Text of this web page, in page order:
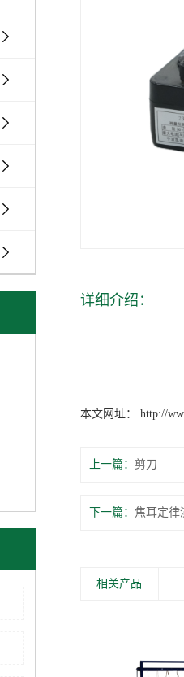
详细介绍：
本文网址： http://
上一篇： 剪刀
下一篇： 焦耳定律
相关产品